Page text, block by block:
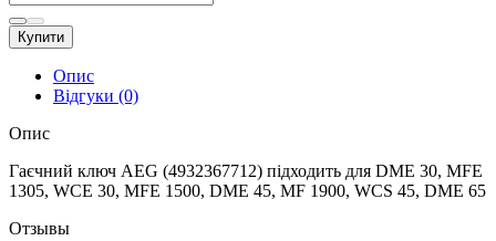
Купити
Опис
Відгуки (0)
Опис
Гаєчний ключ АЕG (4932367712) підходить для DME 30, MFE
1305, WCE 30, MFE 1500, DME 45, MF 1900, WCS 45, DME 65
Отзывы